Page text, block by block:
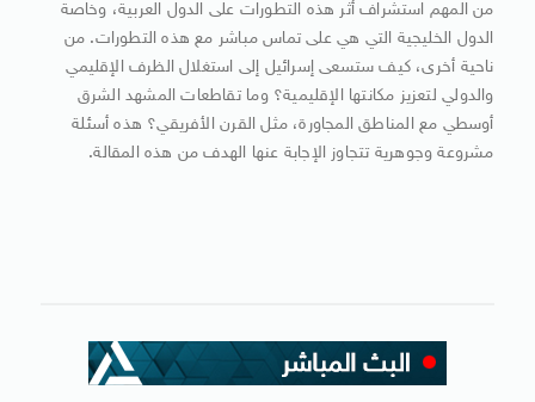
من المهم استشراف أثر هذه التطورات على الدول العربية، وخاصة
الدول الخليجية التي هي على تماس مباشر مع هذه التطورات. من
ناحية أخرى، كيف ستسعى إسرائيل إلى استغلال الظرف الإقليمي
والدولي لتعزيز مكانتها الإقليمية؟ وما تقاطعات المشهد الشرق
أوسطي مع المناطق المجاورة، مثل القرن الأفريقي؟ هذه أسئلة
مشروعة وجوهرية تتجاوز الإجابة عنها الهدف من هذه المقالة.